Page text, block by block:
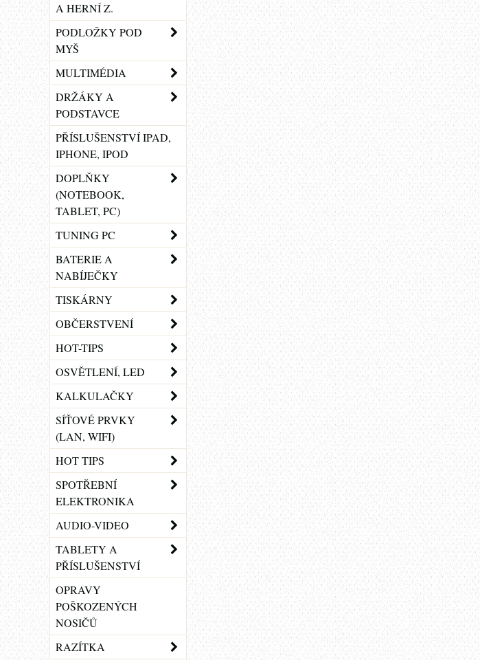
A HERNÍ Z.
PODLOŽKY POD
MYŠ
MULTIMÉDIA
DRŽÁKY A
PODSTAVCE
PŘÍSLUŠENSTVÍ IPAD,
IPHONE, IPOD
DOPLŇKY
(NOTEBOOK,
TABLET, PC)
TUNING PC
BATERIE A
NABÍJEČKY
TISKÁRNY
OBČERSTVENÍ
HOT-TIPS
OSVĚTLENÍ, LED
KALKULAČKY
SÍŤOVÉ PRVKY
(LAN, WIFI)
HOT TIPS
SPOTŘEBNÍ
ELEKTRONIKA
AUDIO-VIDEO
TABLETY A
PŘÍSLUŠENSTVÍ
OPRAVY
POŠKOZENÝCH
NOSIČŮ
RAZÍTKA